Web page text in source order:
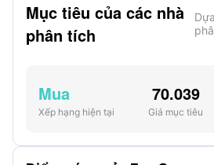
Mục tiêu của các nhà
phân tích
Mua
Xếp hạng hiện tại
70.039
Giá mục tiêu